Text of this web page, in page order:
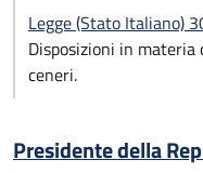
Legge (Stato Italiano)
Disposizioni in materia
ceneri.
Presidente della